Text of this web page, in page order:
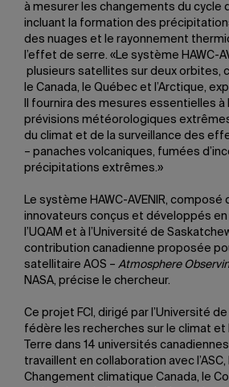
à mesurer les changements du cycle
incluant la formation des
des nuages et le rayonnement
l’effet de serre. «Le système HAWC-
plusieurs satellites sur deux orbites,
le Canada, le Québec et l’Arctique,
Il fournira des mesures essentielles à
prévisions météorologiques
du climat et de la surveillance des
– panaches volcaniques, fumées
précipitations extrêmes.»
Le système HAWC-AVENIR, composé
innovateurs conçus et développés
l’UQAM et à l’Université de
contribution canadienne proposée
satellitaire AOS – Atmosphere
NASA, précise le chercheur.
Ce projet FCI, dirigé par l’Université
fédère les recherches sur le climat et
Terre dans 14 universités
travaillent en collaboration avec
Changement climatique Canada, le